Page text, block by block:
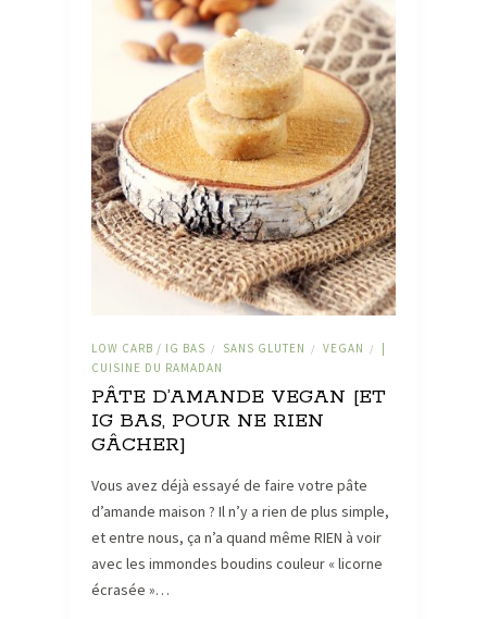
LOW CARB / IG BAS / SANS GLUTEN / VEGAN /
CUISINE DU RAMADAN
PÂTE D’AMANDE VEGAN [ET
IG BAS, POUR NE RIEN
GÂCHER]
Vous avez déjà essayé de faire votre pâte
d’amande maison ? Il n’y a rien de plus simple,
et entre nous, ça n’a quand même RIEN à voir
avec les immondes boudins couleur « licorne
écrasée »…